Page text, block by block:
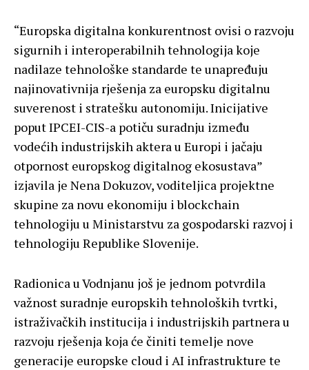
“Europska digitalna konkurentnost ovisi o razvoju
sigurnih i interoperabilnih tehnologija koje
nadilaze tehnološke standarde te unapređuju
najinovativnija rješenja za europsku digitalnu
suverenost i stratešku autonomiju. Inicijative
poput IPCEI-CIS-a potiču suradnju između
vodećih industrijskih aktera u Europi i jačaju
otpornost europskog digitalnog ekosustava”
izjavila je Nena Dokuzov, voditeljica projektne
skupine za novu ekonomiju i blockchain
tehnologiju u Ministarstvu za gospodarski razvoj i
tehnologiju Republike Slovenije.
Radionica u Vodnjanu još je jednom potvrdila
važnost suradnje europskih tehnoloških tvrtki,
istraživačkih institucija i industrijskih partnera u
razvoju rješenja koja će činiti temelje nove
generacije europske cloud i AI infrastrukture te